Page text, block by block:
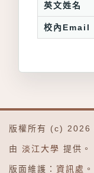
英文姓名
校內Email
版權所有 (c) 2026
由 淡江大學 提供。
版面維護： 資訊處 。